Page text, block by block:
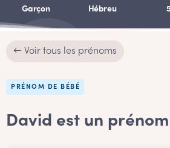
Garçon Hébreu
← Voir tous les prénoms
PRÉNOM DE BÉBÉ
David est un